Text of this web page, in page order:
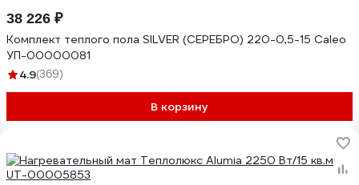
38 226 ₽
Комплект теплого пола SILVER (СЕРЕБРО) 220-0,5-15 Caleo
УП-00000081
4.9(369)
В корзину